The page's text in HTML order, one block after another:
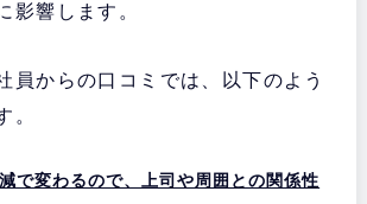
影響します。
員からの口コミでは、以下のよう
。
で変わるので、上司や周囲との関係性